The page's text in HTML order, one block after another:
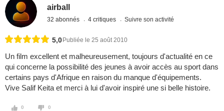
airball
32 abonnés 4 critiques Suivre son activité
5,0 Publiée le 25 août 2010
Un film excellent et malheureusement, toujours d'actualité en ce
qui concerne la possibilité des jeunes à avoir accès au sport dans
certains pays d'Afrique en raison du manque d'équipements.
Vive Salif Keita et merci à lui d'avoir inspiré une si belle histoire.
0 0